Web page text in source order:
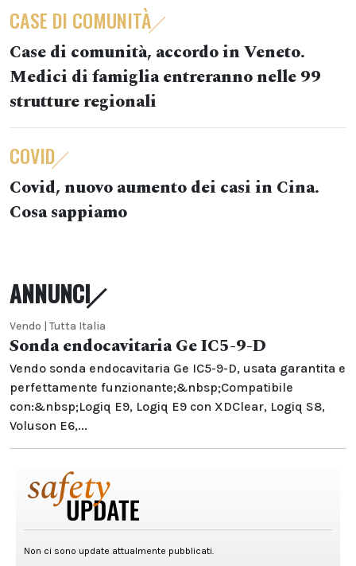
CASE DI COMUNITÀ
Case di comunità, accordo in Veneto.
Medici di famiglia entreranno nelle 99
strutture regionali
COVID
Covid, nuovo aumento dei casi in Cina.
Cosa sappiamo
ANNUNCI
Vendo | Tutta Italia
Sonda endocavitaria Ge IC5-9-D
Vendo sonda endocavitaria Ge IC5-9-D, usata garantita e
perfettamente funzionante;&nbsp;Compatibile
con:&nbsp;Logiq E9, Logiq E9 con XDClear, Logiq S8,
Voluson E6,...